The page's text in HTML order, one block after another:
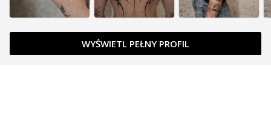
WYŚWIETL PEŁNY PROFIL